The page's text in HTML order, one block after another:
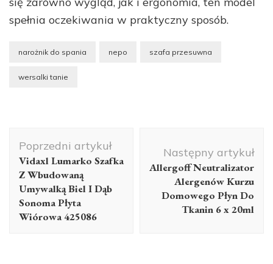
spełnia oczekiwania w praktyczny sposób.
narożnik do spania nepo szafa przesuwna
wersalki tanie
wpisu
Poprzedni artykuł
Vidaxl Lumarko Szafka
Z Wbudowaną
Umywalką Biel I Dąb
Sonoma Płyta
Wiórowa 425086
Następny artykuł
Allergoff Neutralizator
Alergenów Kurzu
Domowego Płyn Do
Tkanin 6 x 20ml